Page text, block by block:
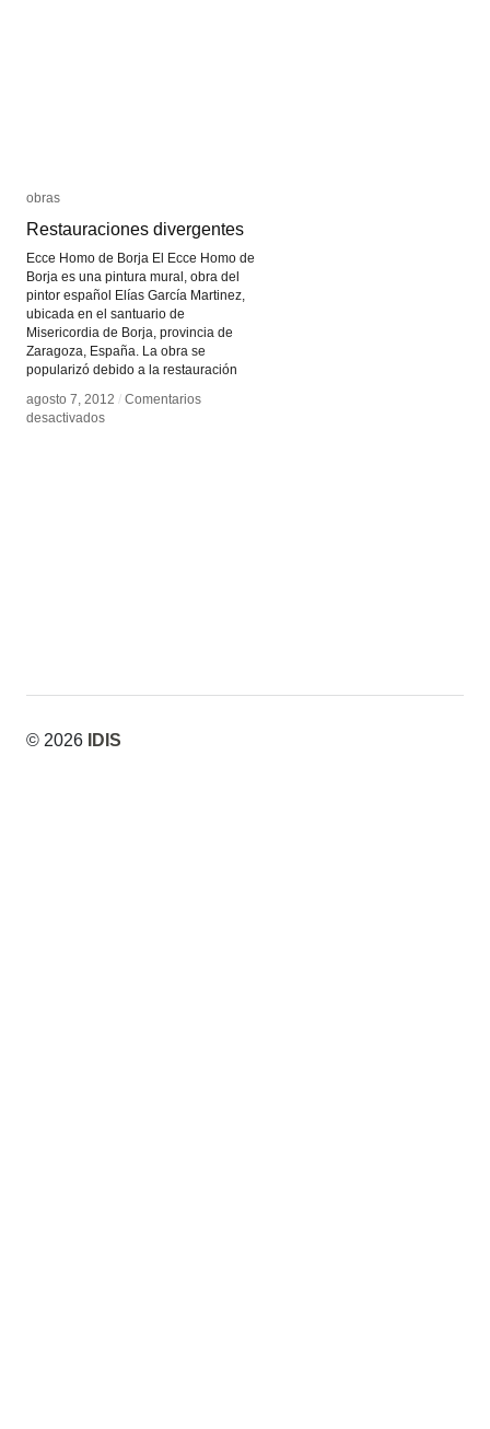
obras
Restauraciones divergentes
Ecce Homo de Borja El Ecce Homo de
Borja es una pintura mural, obra del
pintor español Elías García Martinez,
ubicada en el santuario de
Misericordia de Borja, provincia de
Zaragoza, España. La obra se
popularizó debido a la restauración
agosto 7, 2012 / Comentarios
desactivadosen
obras
Restauraciones divergentes
agosto 7, 2012 / Comentarios
desactivadosen
© 2026 IDIS